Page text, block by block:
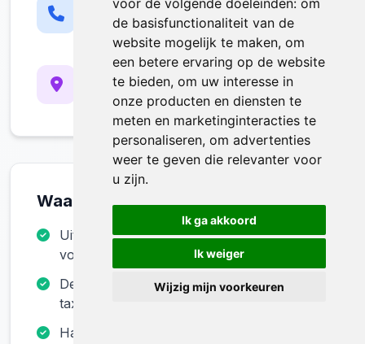
voor de volgende doeleinden: om
de basisfunctionaliteit van de
website mogelijk te maken, om
een betere ervaring op de website
te bieden, om uw interesse in
onze producten en diensten te
meten en marketinginteracties te
personaliseren, om advertenties
weer te geven die relevanter voor
u zijn.
Ik ga akkoord
Ik weiger
Wijzig mijn voorkeuren
0484965073
Ma-Zo: 8:00 - 20:00
Werkgebied
Etterbeek, Brussel-Hoofdstad
En omliggende gemeenten
Waarom Voor Ons Kiezen?
Uitgebreide collectie authentieke antieke
voorwerpen
Deskundige begeleiding bij aankoop en
taxatie
Handige antiek winkel online voor